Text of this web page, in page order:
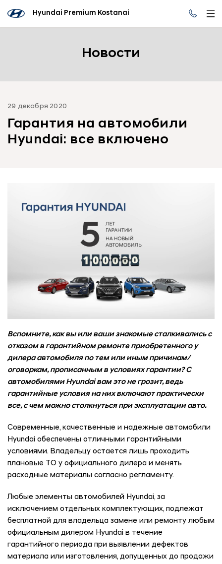
Hyundai Premium Kostanai
Новости
29 декабря 2020
Гарантия на автомобили
Hyundai: все включено
Вспомните, как вы или ваши знакомые сталкивались с
отказом в гарантийном ремонте приобретенного у
дилера автомобиля по тем или иным причинам/
оговоркам, прописанным в условиях гарантии? С
автомобилями Hyundaiвам это не грозит, ведь
гарантийные условия на них включают практически
все, с чем можно столкнуться при эксплуатации авто.
Современные, качественные и надежные автомобили
Hyundai обеспечены отличными гарантийными
условиями. Владельцу остается лишь проходить
плановые ТО у официального дилера и менять
расходные материалы согласно регламенту.
Любые элементы автомобилей Hyundai, за
исключением отдельных комплектующих, подлежат
бесплатной для владельца замене или ремонту любым
официальным дилером Hyundai в течение
гарантийного периода при выявлении дефектов
материала или изготовления, допущенных до продажи